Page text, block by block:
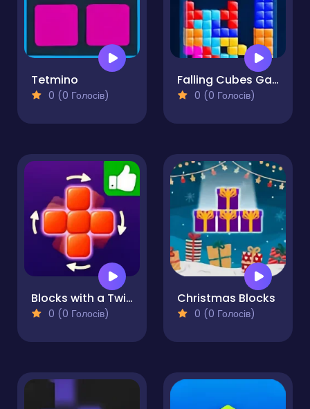
Tetmino
0 (0 Голосів)
Falling Cubes Game
0 (0 Голосів)
Blocks with a Twist
0 (0 Голосів)
Christmas Blocks
0 (0 Голосів)